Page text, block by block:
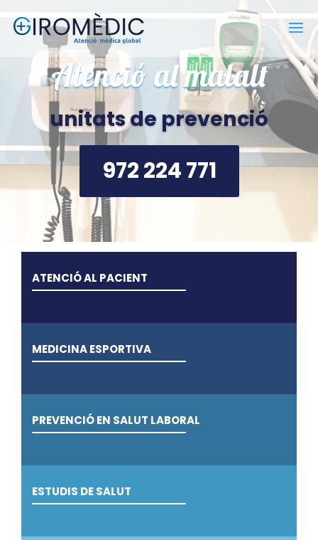
Atenció al malalt
unitats de prevenció
972 224 771
ATENCIÓ AL PACIENT
MEDICINA ESPORTIVA
PREVENCIÓ EN SALUT LABORAL
ESTUDIS DE SALUT